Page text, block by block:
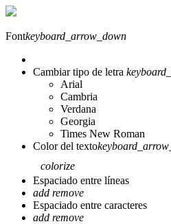
Fontkeyboard_arrow_down
Cambiar tipo de letra
Arial
Cambria
Verdana
Georgia
Times New Roman
Color del texto
colorize
Espaciado entre líneas
add remove
Espaciado entre caracteres
add remove